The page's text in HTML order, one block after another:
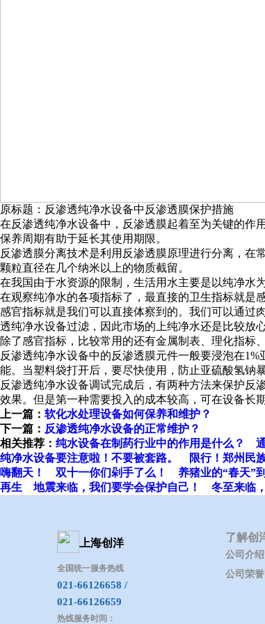
原标题：反渗透纯净水设备中反渗透膜保护措施
在反渗透纯净水设备中，反渗透膜起着至为关键的作
保养周期有助于延长其使用期限。
反渗透膜分离技术是利用反渗透膜原理进行分离，
颗粒直径在几个纳米以上的物质截留。
在我国由于水资源的限制，生活用水主要是以纯净水
在观察纯净水的各项指标了，最直接的卫生指标就是感
感官指标就是我们可以直接体察到的。我们可以通过
透纯净水设备过滤，因此市场的上纯净水还是比较放心
除了感官指标，比较常用的还有金属制表、理化指标
反渗透纯净水设备中的反渗透膜元件一般要浸泡在
能。当塑料袋打开后，要尽快使用，防止亚硫酸氢钠
反渗透纯净水设备调试完成后，有两种方法来保护反
效果。但是第一种需要投入的成本较高，可在设备长
上一篇： 软化水处理设备如何保养和维护？
下一篇： 反渗透纯净水设备的正常维护？
相关推荐： 纯水设备在制药行业中的作用是什么？
纯净水设备要注意啦！不要被套路。
限行！郑州民
嗨翻天！
双十一你们剁手了么！ 养猪业的“春天”
再生
地震来临，我们要学会保护自己！ 冬至来临
上海创洋
全国统一服务热线
021-66126658 /
021-66126659
热线服务时间：
了解创
公司介绍
公司荣誉